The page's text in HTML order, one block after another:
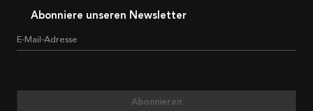
Abonniere unseren Newsletter
E-Mail-Adresse
Abonnieren